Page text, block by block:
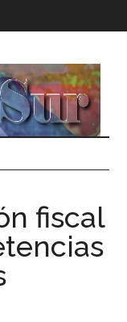
fiscal